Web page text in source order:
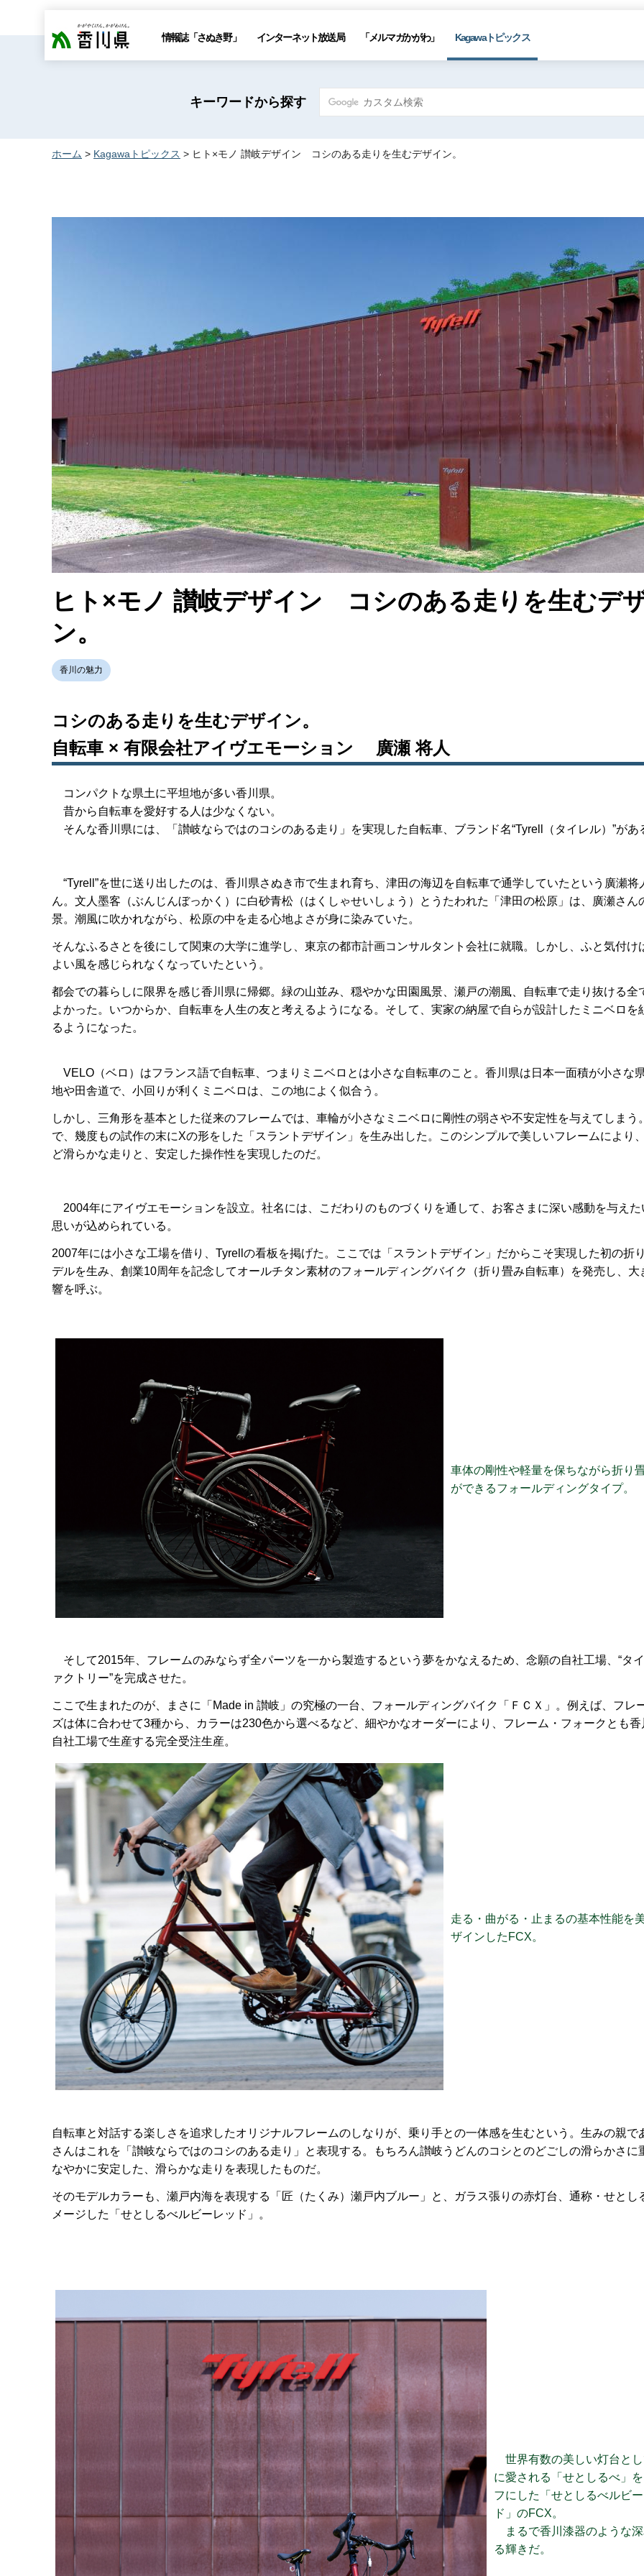
香川県 情報誌「さぬき野」 インターネット放送局 「メルマガかがわ」 Kagawaトピックス
キーワードから探す
ホーム > Kagawaトピックス > ヒト×モノ 讃岐デザイン コシのある走りを生むデザイン。
ヒト×モノ 讃岐デザイン コシのある走りを生むデ
ン。
香川の魅力
コシのある走りを生むデザイン。
自転車 × 有限会社アイヴエモーション 廣瀬 将人
コンパクトな県土に平坦地が多い香川県。
昔から自転車を愛好する人は少なくない。
そんな香川県には、「讃岐ならではのコシのある走り」を実現した自転車、ブランド名“Tyrell（タイレル）”があ
“Tyrell”を世に送り出したのは、香川県さぬき市で生まれ育ち、津田の海辺を自転車で通学していたという廣瀬将
ん。文人墨客（ぶんじんぼっかく）に白砂青松（はくしゃせいしょう）とうたわれた「津田の松原」は、廣瀬さん
景。潮風に吹かれながら、松原の中を走る心地よさが身に染みていた。
そんなふるさとを後にして関東の大学に進学し、東京の都市計画コンサルタント会社に就職。しかし、ふと気付け
よい風を感じられなくなっていたという。
都会での暮らしに限界を感じ香川県に帰郷。緑の山並み、穏やかな田園風景、瀬戸の潮風、自転車で走り抜ける全
よかった。いつからか、自転車を人生の友と考えるようになる。そして、実家の納屋で自らが設計したミニベロを
るようになった。
VELO（ベロ）はフランス語で自転車、つまりミニベロとは小さな自転車のこと。香川県は日本一面積が小さな
地や田舎道で、小回りが利くミニベロは、この地によく似合う。
しかし、三角形を基本とした従来のフレームでは、車輪が小さなミニベロに剛性の弱さや不安定性を与えてしまう
で、幾度もの試作の末にXの形をした「スラントデザイン」を生み出した。このシンプルで美しいフレームにより
ど滑らかな走りと、安定した操作性を実現したのだ。
2004年にアイヴエモーションを設立。社名には、こだわりのものづくりを通して、お客さまに深い感動を与えた
思いが込められている。
2007年には小さな工場を借り、Tyrellの看板を掲げた。ここでは「スラントデザイン」だからこそ実現した初の折
デルを生み、創業10周年を記念してオールチタン素材のフォールディングバイク（折り畳み自転車）を発売し、大
響を呼ぶ。
車体の剛性や軽量を保ちながら折り
ができるフォールディングタイプ。
そして2015年、フレームのみならず全パーツを一から製造するという夢をかなえるため、念願の自社工場、“タ
ァクトリー”を完成させた。
ここで生まれたのが、まさに「Made in 讃岐」の究極の一台、フォールディングバイク「ＦＣＸ」。例えば、フレ
ズは体に合わせて3種から、カラーは230色から選べるなど、細やかなオーダーにより、フレーム・フォークとも香
自社工場で生産する完全受注生産。
走る・曲がる・止まるの基本性能を
ザインしたFCX。
自転車と対話する楽しさを追求したオリジナルフレームのしなりが、乗り手との一体感を生むという。生みの親で
さんはこれを「讃岐ならではのコシのある走り」と表現する。もちろん讃岐うどんのコシとのどごしの滑らかさに
なやかに安定した、滑らかな走りを表現したものだ。
そのモデルカラーも、瀬戸内海を表現する「匠（たくみ）瀬戸内ブルー」と、ガラス張りの赤灯台、通称・せとし
メージした「せとしるべルビーレッド」。
世界有数の美しい灯台と
に愛される「せとしるべ」
フにした「せとしるべルビ
ド」のFCX。
まるで香川漆器のような
る輝きだ。